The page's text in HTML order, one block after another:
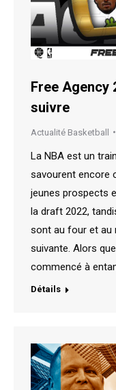
Free Agency
suivre
Actualité Basketball
La NBA est un
savourent encore
jeunes prospects
la draft 2022,
sont au four et au
suivante. Alors
commencé à
Détails